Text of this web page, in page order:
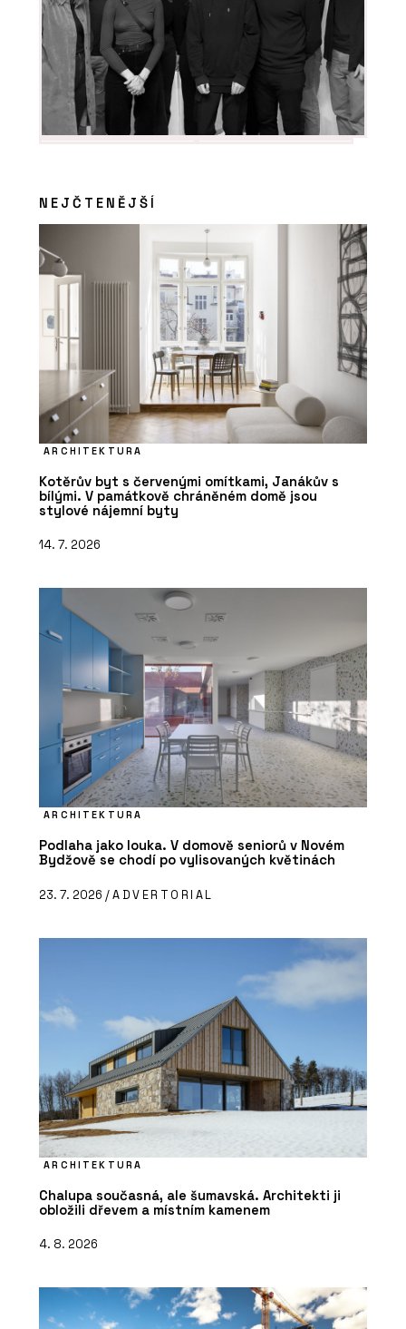
NEJČTENĚJŠÍ
ARCHITEKTURA
Kotěrův byt s červenými omítkami, Janákův s
bílými. V památkově chráněném domě jsou
stylové nájemní byty
14. 7. 2026
ARCHITEKTURA
Podlaha jako louka. V domově seniorů v Novém
Bydžově se chodí po vylisovaných květinách
23. 7. 2026 /ADVERTORIAL
ARCHITEKTURA
Chalupa současná, ale šumavská. Architekti ji
obložili dřevem a místním kamenem
4. 8. 2026